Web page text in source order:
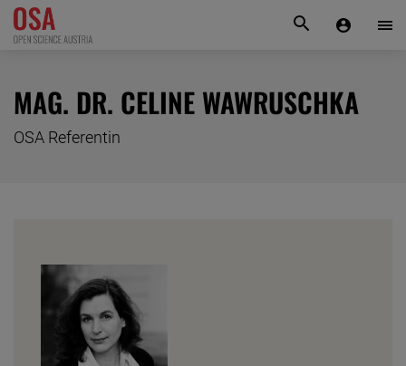
KONTAKT
MAG. DR. CELINE WAWRUSCHKA
OSA Referentin